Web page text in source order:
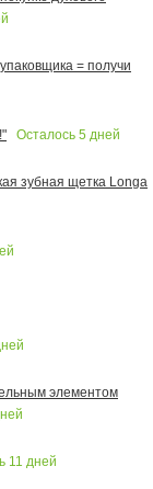
= получи
Осталось 5 дней
зубная щетка Longa
элементом
11 дней